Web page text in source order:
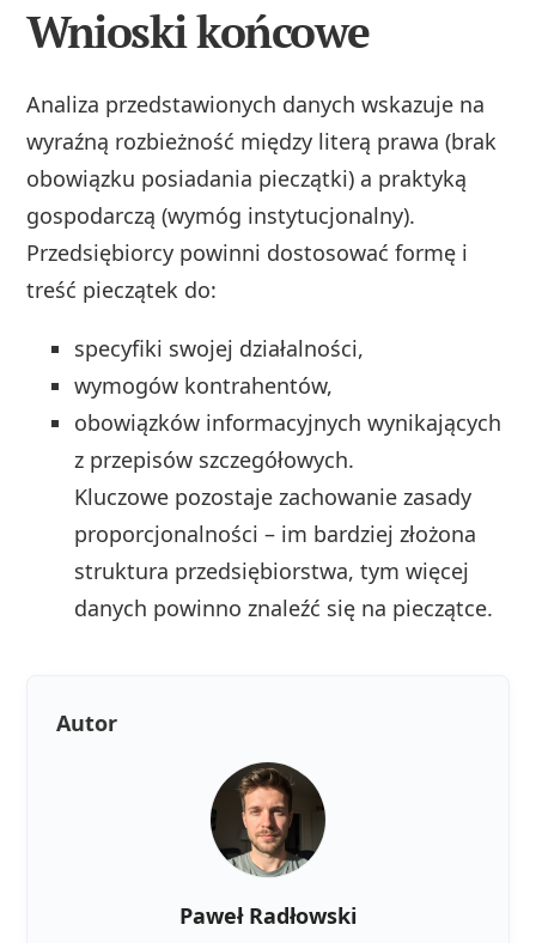
Wnioski końcowe
Analiza przedstawionych danych wskazuje na
wyraźną rozbieżność między literą prawa (brak
obowiązku posiadania pieczątki) a praktyką
gospodarczą (wymóg instytucjonalny).
Przedsiębiorcy powinni dostosować formę i
treść pieczątek do:
specyfiki swojej działalności,
wymogów kontrahentów,
obowiązków informacyjnych wynikających
z przepisów szczegółowych.
Kluczowe pozostaje zachowanie zasady
proporcjonalności – im bardziej złożona
struktura przedsiębiorstwa, tym więcej
danych powinno znaleźć się na pieczątce.
Autor
Paweł Radłowski